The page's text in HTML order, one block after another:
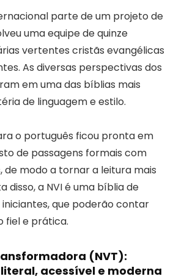
parte de um projeto de
uma equipe de quinze
vertentes cristãs evangélicas
As diversas perspectivas dos
em uma das bíblias mais
de linguagem e estilo.
o português ficou pronta em
de passagens formais com
de modo a tornar a leitura mais
disso, a NVI é uma bíblia de
que poderão contar
fiel e prática.
(NVT):
acessível e moderna